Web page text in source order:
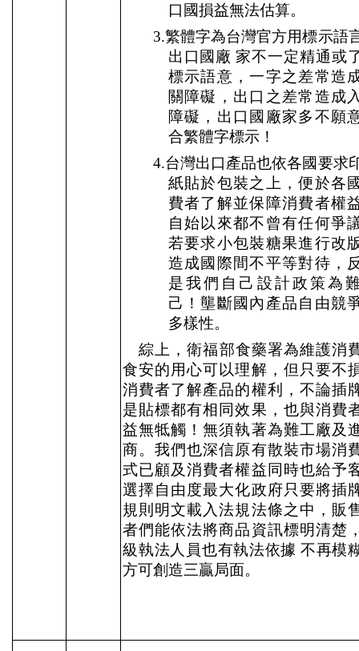
口國損益無法估算。
3.繁體字為台灣官方用標示語
出口國廠 家不一定精通或
標示語意，一字之差常造
關障礙，出口之差常造成
障礙，出口國廠家多不願
合繁體字標示！
4.台灣出口產品也依各國要求
紙貼於包裝之上，便於各
費者了解並保障消費者權
自始以來都不曾有任何爭
若要求小包裝糖果進行改
造成國際間不平等對待，
是我們自己設計政策為
己！壟斷國內產品自由競
多樣性。
綜上，衛福部食藥署為維護消
食安的用心可以理解，但只要不
消費者了解產品的權利，不論插
是貼標都有相同效果，也與消費
益無牴觸！無須執著為難工廠及
商。我們也深信原有散裝市場消
式已顧及消費者權益同時也給予
選擇自由度最大化政府只要將插
規則明文載入法規法條之中，販
者們能依法將商品資訊標明清楚
級執法人員也有執法依據 不再模
方可創造三贏局面。